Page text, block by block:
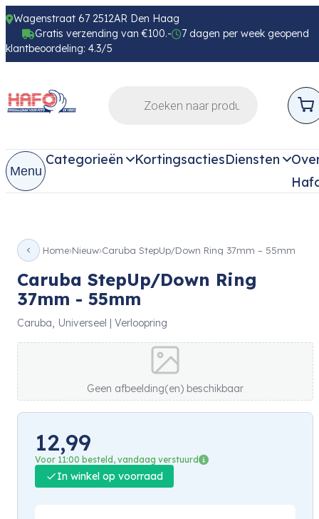
Wagenstraat 67 2512AR Den Haag
Gratis verzending van €100.-
7 dagen per week geopend
klantbeoordeling: 4.3/5
Menu
Categorieën KortingsactiesDiensten
Home Nieuw Caruba StepUp/Down Ring 37mm – 55mm
Caruba StepUp/Down Ring
37mm - 55mm
Caruba, Universeel | Verloopring
Geen afbeelding(en) beschikbaar
12,99
Voor 11:00 besteld, vandaag verstuurd
In winkel op voorraad